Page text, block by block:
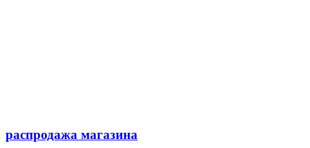
распродажа магазина